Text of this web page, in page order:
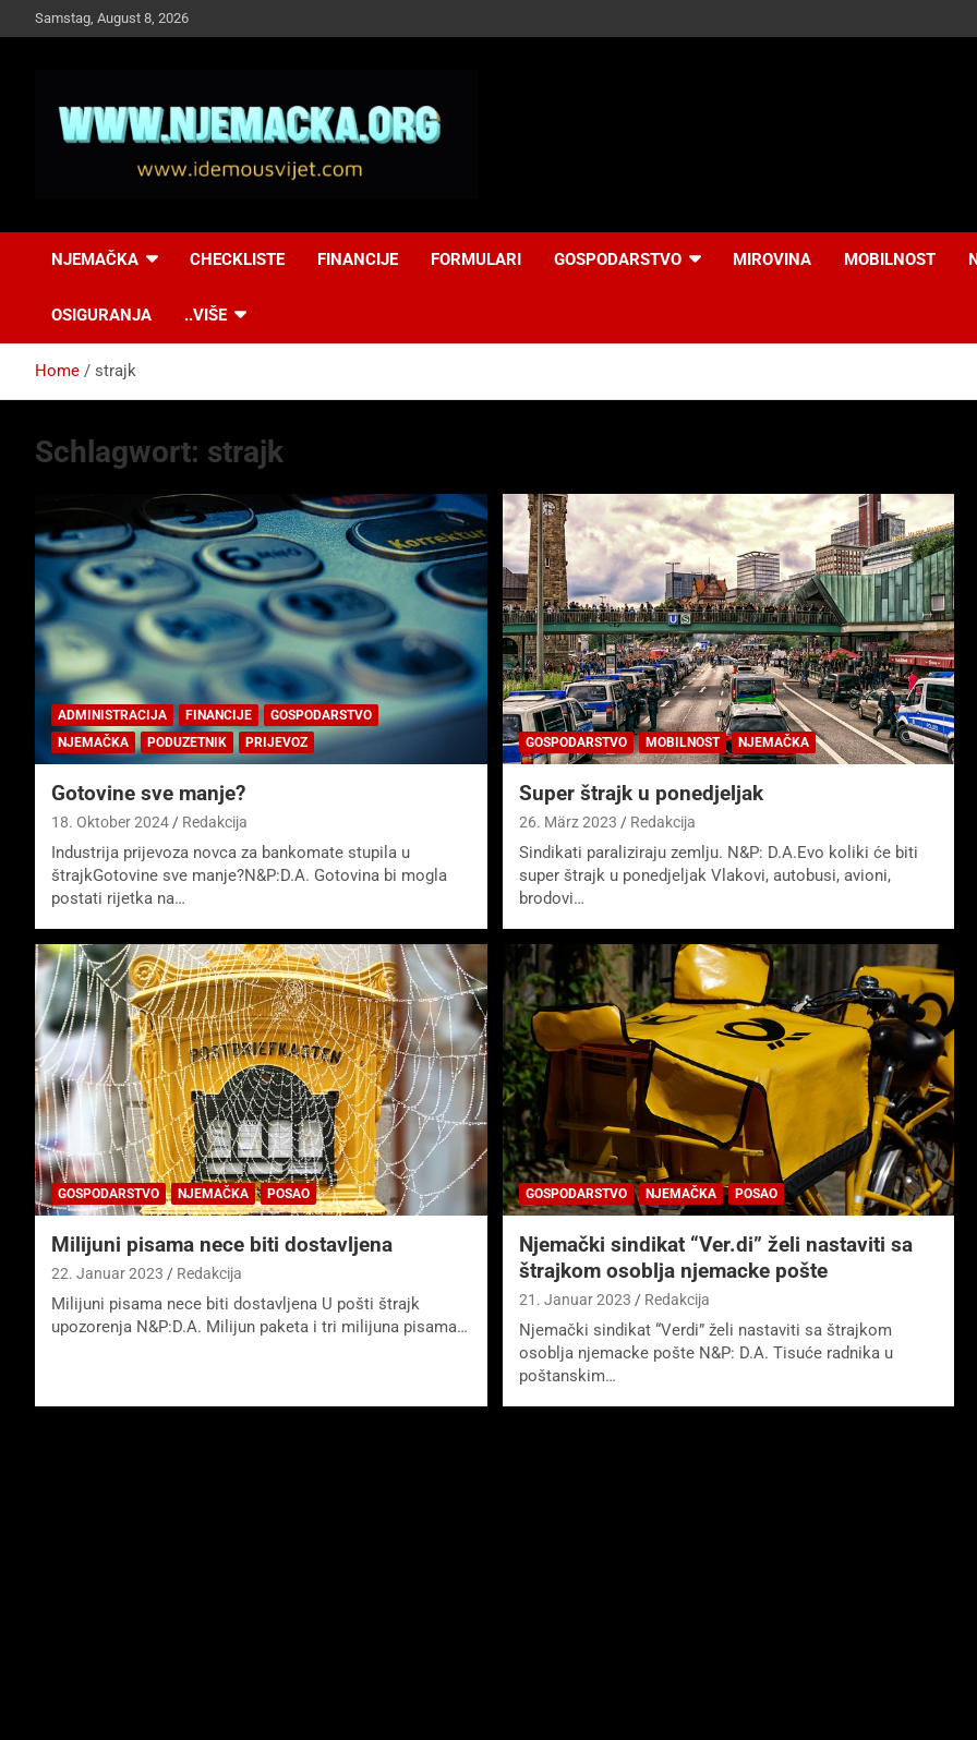
to
Samstag, August 8, 2026
Idemo u Svijet-
NJEMAČKA CHECKLISTE FINANCIJE FORMULARI GOSPODARSTVO MIROVINA MOBILNOST
OSIGURANJA ..VIŠE
Home strajk
Schlagwort: strajk
ADMINISTRACIJA FINANCIJE
GOSPODARSTVO
NJEMAČKA
PODUZETNIK PRIJEVOZ
Gotovine sve manje?
18. Oktober 2024 Redakcija
Industrija prijevoza novca za bankomate stupila u
štrajkGotovine sve manje?N&P:D.A. Gotovina bi mogla
postati rijetka na…
GOSPODARSTVO MOBILNOST NJEMAČKA
Super štrajk u ponedjeljak
26. März 2023 Redakcija
Sindikati paraliziraju zemlju. N&P: D.A.Evo koliki će biti
super štrajk u ponedjeljak Vlakovi, autobusi, avioni,
brodovi…
GOSPODARSTVO NJEMAČKA POSAO
Milijuni pisama nece biti dostavljena
22. Januar 2023 Redakcija
Milijuni pisama nece biti dostavljena U pošti štrajk
upozorenja N&P:D.A. Milijun paketa i tri milijuna pisama…
GOSPODARSTVO NJEMAČKA POSAO
Njemački sindikat “Ver.di” želi nastaviti sa
štrajkom osoblja njemacke pošte
21. Januar 2023 Redakcija
Njemački sindikat “Verdi” želi nastaviti sa štrajkom
osoblja njemacke pošte N&P: D.A. Tisuće radnika u
poštanskim…